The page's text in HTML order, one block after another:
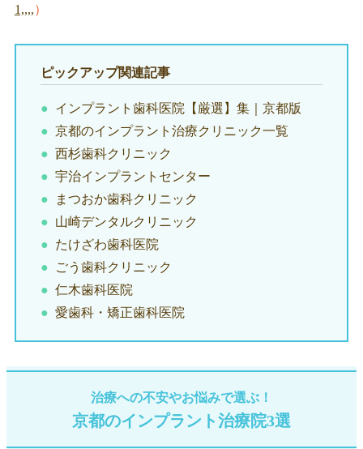
1,,,,）
ピックアップ関連記事
インプラント歯科医院【厳選】集｜京都版
京都のインプラント治療クリニック一覧
西杉歯科クリニック
宇治インプラントセンター
まつおか歯科クリニック
山崎デンタルクリニック
たけざわ歯科医院
ごう歯科クリニック
仁木歯科医院
愛歯科・矯正歯科医院
治療への不安やお悩みで選ぶ！
京都のインプラント治療院3選